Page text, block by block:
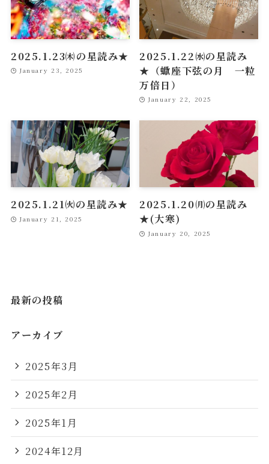
2025.1.23㈭の星読み★
January 23, 2025
2025.1.22㈬の星読み
★（蠍座下弦の月 一粒
万倍日）
January 22, 2025
2025.1.21㈫の星読み★
January 21, 2025
2025.1.20㈪の星読み
★(大寒)
January 20, 2025
最新の投稿
アーカイブ
2025年3月
2025年2月
2025年1月
2024年12月